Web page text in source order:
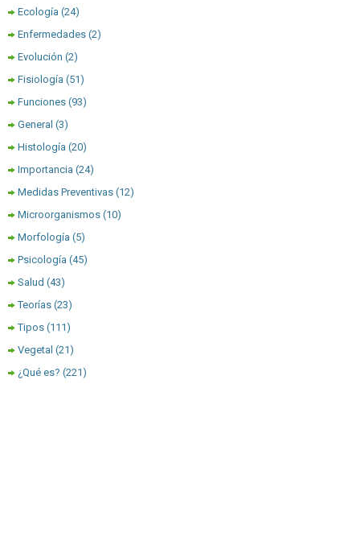
Ecología (24)
Enfermedades (2)
Evolución (2)
Fisiología (51)
Funciones (93)
General (3)
Histología (20)
Importancia (24)
Medidas Preventivas (12)
Microorganismos (10)
Morfología (5)
Psicología (45)
Salud (43)
Teorías (23)
Tipos (111)
Vegetal (21)
¿Qué es? (221)